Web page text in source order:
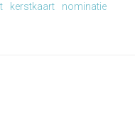
kerstkaart
nominatie